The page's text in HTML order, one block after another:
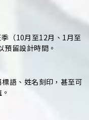
（10月至12月、1月至
留設計時間。
語、姓名刻印，甚至可